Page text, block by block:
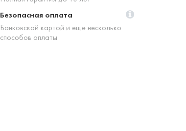
Безопасная оплата
Банковской картой и еще несколько
способов оплаты